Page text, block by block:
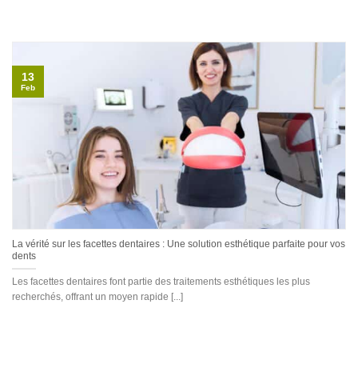
La vérité sur les facettes dentaires : Une solution esthétique parfaite pour vos
dents
Les facettes dentaires font partie des traitements esthétiques les plus
recherchés, offrant un moyen rapide [...]
13
Feb